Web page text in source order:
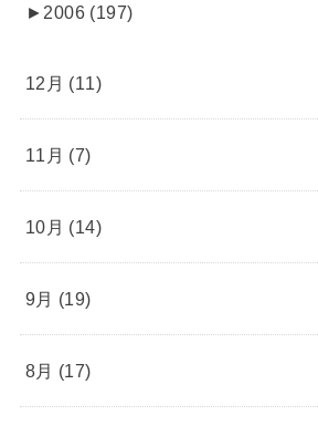
► 2006 (197)
12月 (11)
11月 (7)
10月 (14)
9月 (19)
8月 (17)